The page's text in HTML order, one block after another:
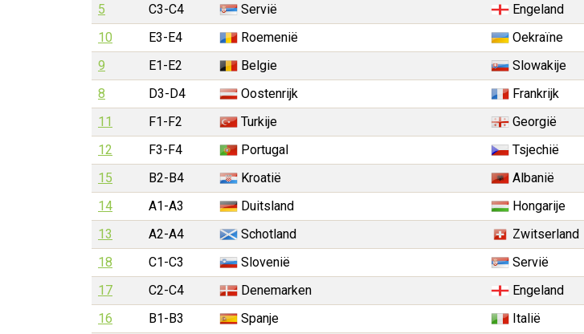
5
C3-C4 Servië Engeland
10
E3-E4 Roemenië Oekraïne
9
E1-E2 Belgie Slowakije
8
D3-D4 Oostenrijk Frankrijk
11
F1-F2 Turkije Georgië
12
F3-F4 Portugal Tsjechië
15
B2-B4 Kroatië Albanië
14
A1-A3 Duitsland Hongarije
13
A2-A4 Schotland Zwitserland
18
C1-C3 Slovenië Servië
17
C2-C4 Denemarken Engeland
16
B1-B3 Spanje Italië